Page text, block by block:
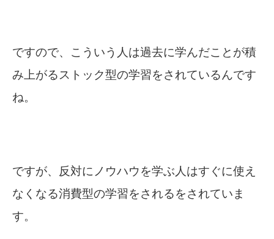
ですので、こういう人は過去に学んだことが積
み上がるストック型の学習をされているんです
ね。
ですが、反対にノウハウを学ぶ人はすぐに使え
なくなる消費型の学習をされるをされていま
す。